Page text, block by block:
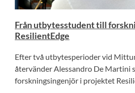
Från utbytesstudent till
ResilientEdge
Efter två utbytesperioder vid
återvänder Alessandro De Martini
forskningsingenjör i projektet